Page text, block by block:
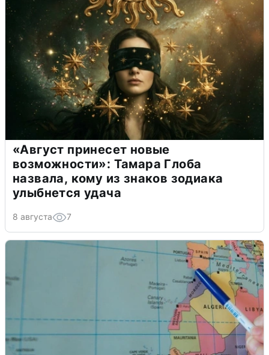
«Август принесет новые
возможности»: Тамара Глоба
назвала, кому из знаков зодиака
улыбнется удача
8 августа 7